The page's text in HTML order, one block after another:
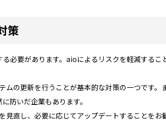
策
必要があります。aioによるリスクを軽減する
の更新を行うことが基本的な対策の一つです
防いだ企業もあります。
直し、必要に応じてアップデートすることを